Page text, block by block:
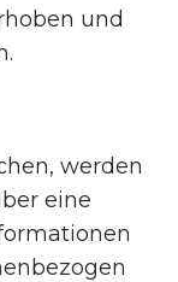
und
werden
eine